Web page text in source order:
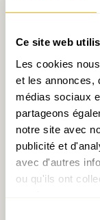
Ce site web
Les cookies
et les annonces,
médias sociaux
partageons
notre site avec
publicité et
avec d'autres
ou qu'ils ont
Prendre
Partager: